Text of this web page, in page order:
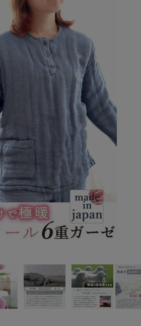
ンズパジャマ
ールズパジャマ
ガーゼ サテン織り
ット/ストレッチ 起毛/フランネル
ペアで
そろえたい
齢別におすすめパジ
ルームウェア
生活雑貨 カタログギフト
- New Arrival -
さがす一覧はこちら
開き かぶり
衣 胸がすけない
羽織・バスロ
ーブ
袖 半袖 七分袖
開き かぶり スリーパー
返品・交換について
安心の日本製